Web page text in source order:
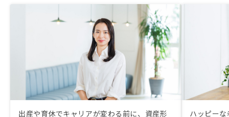
出産や育休でキャリアが変わる前に、資産形
ハッピー